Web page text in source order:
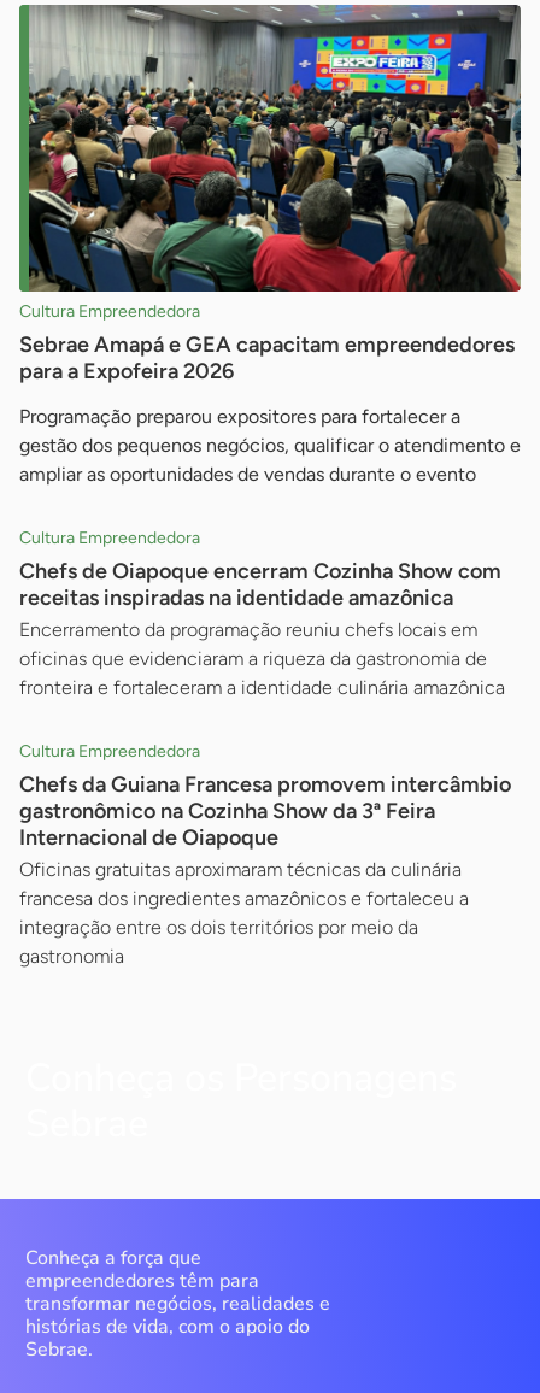
Cultura Empreendedora
Sebrae Amapá e GEA capacitam empreendedores
para a Expofeira 2026
Programação preparou expositores para fortalecer a
gestão dos pequenos negócios, qualificar o atendimento e
ampliar as oportunidades de vendas durante o evento
Cultura Empreendedora
Chefs de Oiapoque encerram Cozinha Show com
receitas inspiradas na identidade amazônica
Encerramento da programação reuniu chefs locais em
oficinas que evidenciaram a riqueza da gastronomia de
fronteira e fortaleceram a identidade culinária amazônica
Cultura Empreendedora
Chefs da Guiana Francesa promovem intercâmbio
gastronômico na Cozinha Show da 3ª Feira
Internacional de Oiapoque
Oficinas gratuitas aproximaram técnicas da culinária
francesa dos ingredientes amazônicos e fortaleceu a
integração entre os dois territórios por meio da
gastronomia
Conheça a força que
empreendedores têm para
transformar negócios, realidades e
histórias de vida, com o apoio do
Sebrae.